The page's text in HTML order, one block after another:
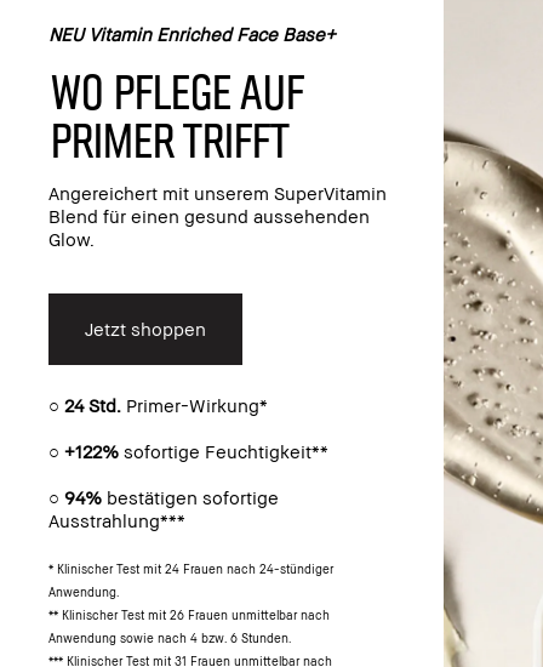
NEU Vitamin Enriched Face Base+
Wo Pflege auf
Primer trifft
Angereichert mit unserem SuperVitamin
Blend für einen gesund aussehenden
Glow.
Jetzt shoppen
○ 24 Std. Primer-Wirkung*
○ +122% sofortige Feuchtigkeit**
○ 94% bestätigen sofortige
Ausstrahlung***
* Klinischer Test mit 24 Frauen nach 24-stündiger
Anwendung.
** Klinischer Test mit 26 Frauen unmittelbar nach
Anwendung sowie nach 4 bzw. 6 Stunden.
*** Klinischer Test mit 31 Frauen unmittelbar nach